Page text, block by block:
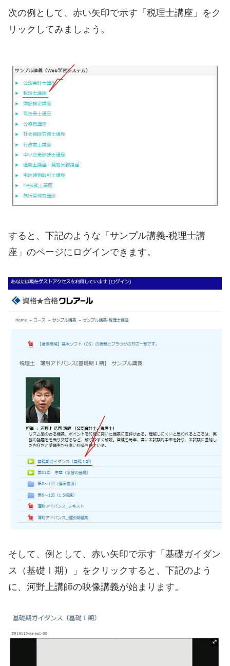
次の例として、赤い矢印で示す「税理士講座」をク
リックしてみましょう。
すると、下記のような「サンプル講義-税理士講
座」のページにログインできます。
そして、例として、赤い矢印で示す「基礎ガイダン
ス（基礎Ⅰ期）」をクリックすると、下記のよう
に、河野上講師の映像講義が始まります。